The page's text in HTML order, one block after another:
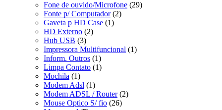
Fone de ouvido/Microfone (29)
Fonte p/ Computador (2)
Gaveta p HD Case (1)
HD Externo (2)
Hub USB (3)
Impressora Multifuncional (1)
Inform. Outros (1)
Limpa Contato (1)
Mochila (1)
Modem Adsl (1)
Modem ADSL / Router (2)
Mouse Optico S/ fio (26)